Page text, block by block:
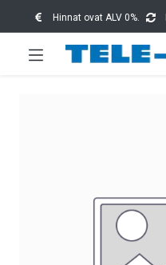
Hinnat ovat ALV 0%.